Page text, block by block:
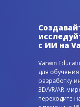
с ИИ на
Varwin
для
разработку
3D/VR/AR-
переходите